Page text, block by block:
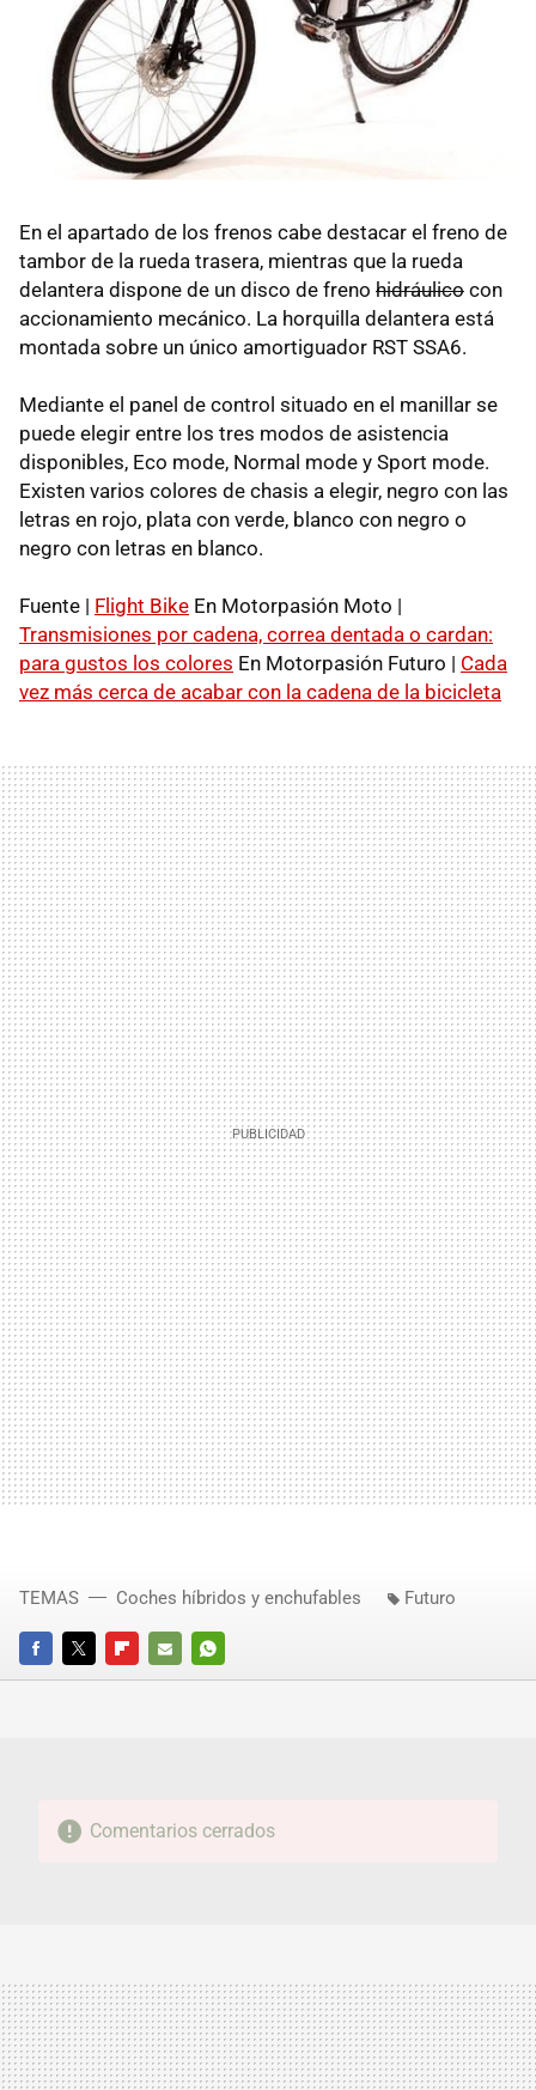
En el apartado de los frenos cabe destacar el freno de
tambor de la rueda trasera, mientras que la rueda
delantera dispone de un disco de freno hidráulico con
accionamiento mecánico. La horquilla delantera está
montada sobre un único amortiguador RST SSA6.
Mediante el panel de control situado en el manillar se
puede elegir entre los tres modos de asistencia
disponibles, Eco mode, Normal mode y Sport mode.
Existen varios colores de chasis a elegir, negro con las
letras en rojo, plata con verde, blanco con negro o
negro con letras en blanco.
Fuente | Flight Bike En Motorpasión Moto |
Transmisiones por cadena, correa dentada o cardan:
para gustos los colores En Motorpasión Futuro | Cada
vez más cerca de acabar con la cadena de la bicicleta
FACEBOOKTWITTERFLIPBOARD
E-
WHATSAPP
TEMAS Coches híbridos y enchufables Futuro
Comentarios cerrados